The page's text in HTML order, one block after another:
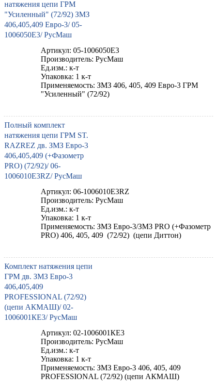
натяжения цепи ГРМ
"Усиленный" (72/92) ЗМЗ
406,405,409 Евро-3/ 05-
1006050E3/ РусМаш
Артикул: 05-1006050E3
Производитель: РусМаш
Ед.изм.: к-т
Упаковка: 1 к-т
Применяемость: ЗМЗ 406, 405, 409 Евро-3 ГРМ
"Усиленный" (72/92)
Полный комплект
натяжения цепи ГРМ ST.
RAZREZ дв. ЗМЗ Евро-3
406,405,409 (+Фазометр
PRO) (72/92)/ 06-
1006010E3RZ/ РусМаш
Артикул: 06-1006010E3RZ
Производитель: РусМаш
Ед.изм.: к-т
Упаковка: 1 к-т
Применяемость: ЗМЗ Евро-3/ЗМЗ PRO (+Фазометр
PRO) 406, 405, 409 (72/92) (цепи Диттон)
Комплект натяжения цепи
ГРМ дв. ЗМЗ Евро-3
406,405,409
PROFESSIONAL (72/92)
(цепи АКМАШ)/ 02-
1006001КE3/ РусМаш
Артикул: 02-1006001КE3
Производитель: РусМаш
Ед.изм.: к-т
Упаковка: 1 к-т
Применяемость: ЗМЗ Евро-3 406, 405, 409
PROFESSIONAL (72/92) (цепи АКМАШ)